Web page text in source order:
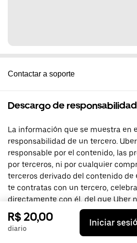
Contactar a soporte
Descargo de responsabilidad
La información que se muestra en
responsabilidad de un tercero.
responsable por el contenido, las
por terceros, ni por cualquier
terceros derivado del contenido de
te contratas con un tercero,
directamente con él, del que Uber
tienes preguntas, comunícate
tercero.
R$ 20,00
diario
Iniciar